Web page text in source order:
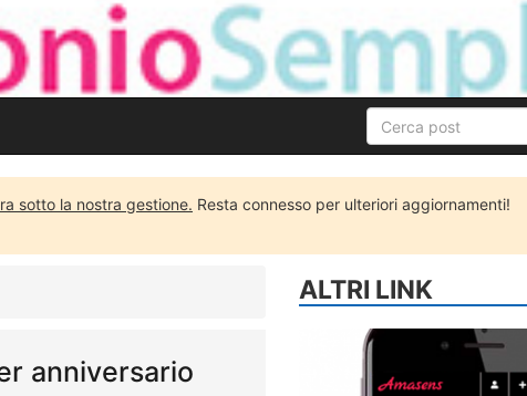
sotto la nostra gestione. Resta connesso per ulteriori aggiornamenti!
anniversario
ALTRI LINK